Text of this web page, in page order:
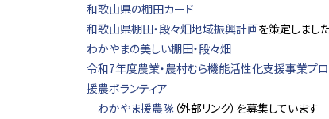
和歌山県の棚田カード
和歌山県棚田・段々畑地域振興計画を策定しまし
わかやまの美しい棚田・段々畑
令和7年度農業・農村むら機能活性化支援事業プ
援農ボランティア
わかやま援農隊 （外部リンク）を募集しています